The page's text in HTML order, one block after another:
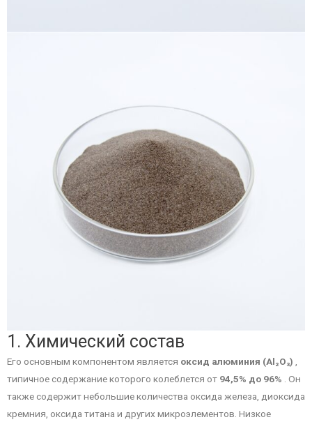
1. Химический состав
Его основным компонентом является оксид алюминия (Al₂O₃)
типичное содержание которого колеблется от 94,5% до 96% . Он
также содержит небольшие количества оксида железа, диоксида
кремния, оксида титана и других микроэлементов. Низкое